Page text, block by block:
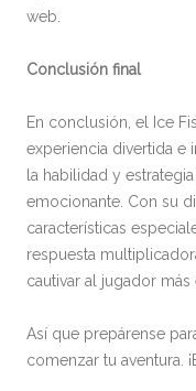
web.
Conclusión final
En conclusión, el Ice
experiencia divertida e
la habilidad y
emocionante. Con su
características
respuesta
cautivar al jugador más
Así que prepárense
comenzar tu aventura.